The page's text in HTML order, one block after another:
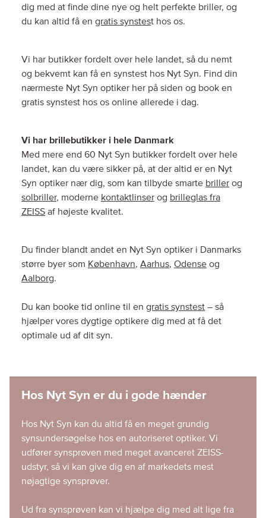
dig med at finde dine nye og helt perfekte briller, og
du kan altid få en gratis synstest hos os.
Vi har butikker fordelt over hele landet, så du nemt
og bekvemt kan få en synstest hos Nyt Syn. Find din
nærmeste Nyt Syn optiker her på siden og book en
gratis synstest hos os online allerede i dag.
Vi har brillebutikker i hele Danmark
Med mere end 60 Nyt Syn butikker fordelt over hele
landet, kan du være sikker på, at der altid er en Nyt
Syn optiker nær dig, som kan tilbyde smarte briller og
solbriller, moderne kontaktlinser og brilleglas fra
ZEISS af højeste kvalitet.
Du finder blandt andet en Nyt Syn optiker i Danmarks
større byer som København, Aarhus, Odense og
Aalborg.
Du kan booke tid online til en gratis synstest – så
hjælper vores dygtige optikere dig med at få det
optimale ud af dit syn.
Hos Nyt Syn er du i gode hænder
Hos Nyt Syn kan du altid få en meget grundig
synsundersøgelse hos en autoriseret optiker. Vi
udfører synsprøven med meget avanceret ZEISS-
udstyr, så vi kan give dig en af markedets mest
nøjagtige synsprøver.
Ud fra synsprøven kan vi hjælpe dig med alt lige fra